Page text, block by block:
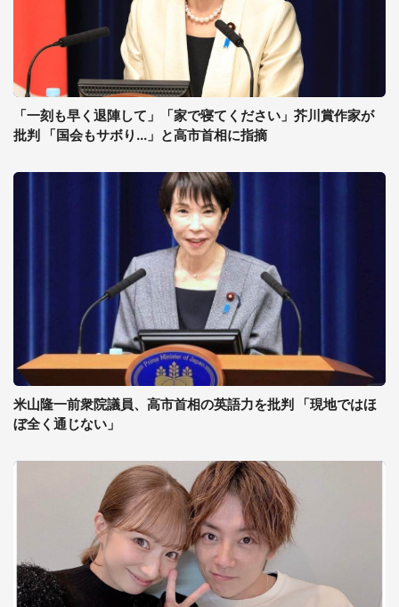
「一刻も早く退陣して」「家で寝てください」芥川賞作家が
批判 「国会もサボり...」と高市首相に指摘
米山隆一前衆院議員、高市首相の英語力を批判 「現地ではほ
ぼ全く通じない」